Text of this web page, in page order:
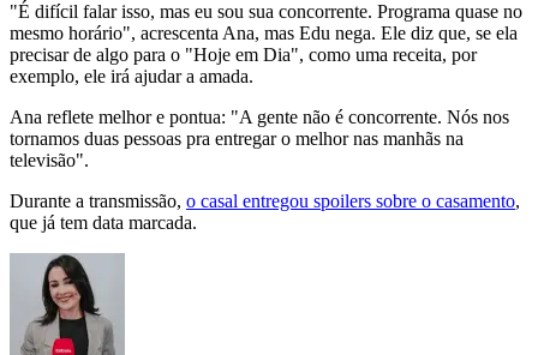
"É difícil falar isso, mas eu sou sua concorrente. Programa quase no
mesmo horário", acrescenta Ana, mas Edu nega. Ele diz que, se ela
precisar de algo para o "Hoje em Dia", como uma receita, por
exemplo, ele irá ajudar a amada.
Ana reflete melhor e pontua: "A gente não é concorrente. Nós nos
tornamos duas pessoas pra entregar o melhor nas manhãs na
televisão".
Durante a transmissão, o casal entregou spoilers sobre o casamento,
que já tem data marcada.